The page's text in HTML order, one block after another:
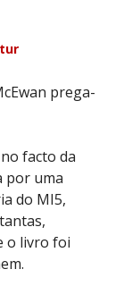
prega-
facto da
por uma
do MI5,
o livro foi